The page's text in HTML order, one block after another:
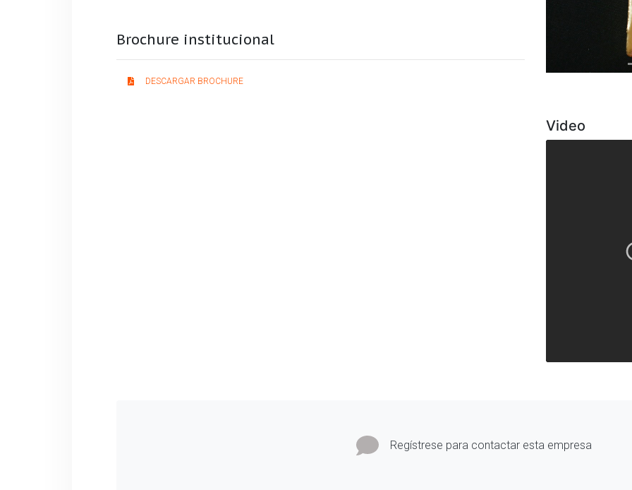
Brochure institucional
DESCARGAR BROCHURE
Video
Regístrese para contactar esta empresa